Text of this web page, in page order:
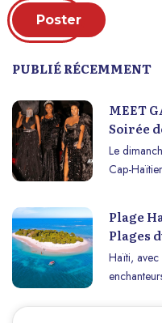
Poster
PUBLIÉ RÉCEMMENT
MEET
Soirée
Le
Cap-
captivé
marquant
culturel et
Plage
Plages
Haïti, avec
amateurs
méconnu